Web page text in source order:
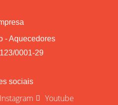
- Aquecedores
0001-29
sociais
Instagram Youtube